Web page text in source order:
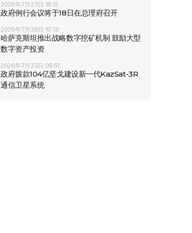
2026年7月27日 18:12
政府例行会议将于18日在总理府召开
2026年7月26日 10:13
哈萨克斯坦推出战略数字挖矿机制 鼓励大型
数字资产投资
2026年7月23日 08:51
政府拨款104亿坚戈建设新一代KazSat-3R
通信卫星系统